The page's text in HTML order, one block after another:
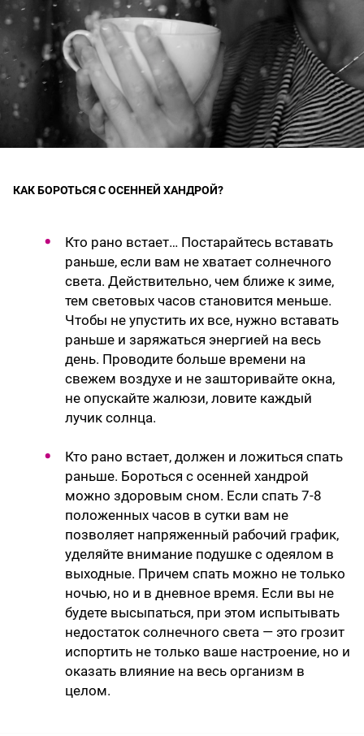
КАК БОРОТЬСЯ С ОСЕННЕЙ ХАНДРОЙ?
Кто рано встает… Постарайтесь вставать
раньше, если вам не хватает солнечного
света. Действительно, чем ближе к зиме,
тем световых часов становится меньше.
Чтобы не упустить их все, нужно вставать
раньше и заряжаться энергией на весь
день. Проводите больше времени на
свежем воздухе и не зашторивайте окна,
не опускайте жалюзи, ловите каждый
лучик солнца.
Кто рано встает, должен и ложиться спать
раньше. Бороться с осенней хандрой
можно здоровым сном. Если спать 7-8
положенных часов в сутки вам не
позволяет напряженный рабочий график,
уделяйте внимание подушке с одеялом в
выходные. Причем спать можно не только
ночью, но и в дневное время. Если вы не
будете высыпаться, при этом испытывать
недостаток солнечного света — это грозит
испортить не только ваше настроение, но и
оказать влияние на весь организм в
целом.